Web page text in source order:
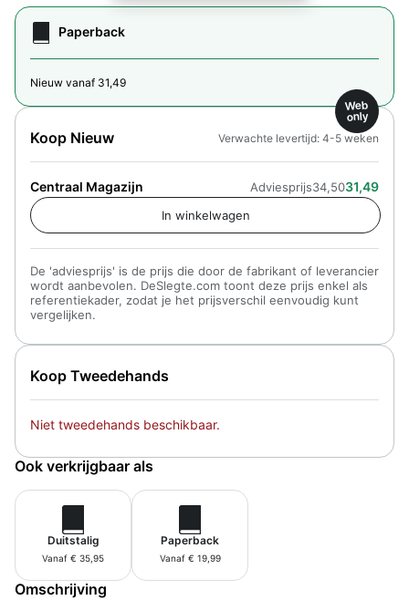
Paperback
Nieuw vanaf 31,49
Koop Tweedehands
Niet tweedehands beschikbaar.
Koop Nieuw
Web
only
Centraal Magazijn Adviesprijs34,5031,49
De 'adviesprijs' is de prijs die door de fabrikant of leverancier
wordt aanbevolen. DeSlegte.com toont deze prijs enkel als
referentiekader, zodat je het prijsverschil eenvoudig kunt
vergelijken.
Verwachte levertijd: 4-5 weken
Ook verkrijgbaar als
Duitstalig
Vanaf € 35,95
Paperback
Vanaf € 19,99
Omschrijving